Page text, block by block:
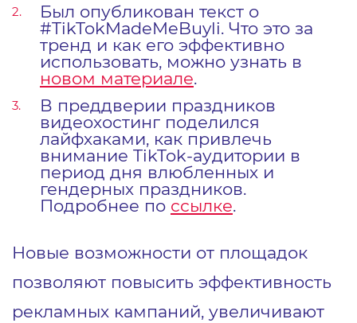
Был опубликован текст о
#TikTokMadeMeBuyli. Что это за
тренд и как его эффективно
использовать, можно узнать в
новом материале.
В преддверии праздников
видеохостинг поделился
лайфхаками, как привлечь
внимание TikTok-аудитории в
период дня влюбленных и
гендерных праздников.
Подробнее по ссылке.
Новые возможности от площадок
позволяют повысить эффективность
рекламных кампаний, увеличивают